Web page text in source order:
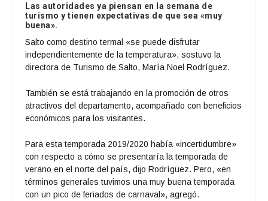
Las autoridades ya piensan en la semana de
turismo y tienen expectativas de que sea «muy
buena».
Salto como destino termal «se puede disfrutar
independientemente de la temperatura», sostuvo la
directora de Turismo de Salto, María Noel Rodríguez.
También se está trabajando en la promoción de otros
atractivos del departamento, acompañado con beneficios
económicos para los visitantes.
Para esta temporada 2019/2020 había «incertidumbre»
con respecto a cómo se presentaría la temporada de
verano en el norte del país, dijo Rodríguez. Pero, «en
términos generales tuvimos una muy buena temporada
con un pico de feriados de carnaval», agregó.